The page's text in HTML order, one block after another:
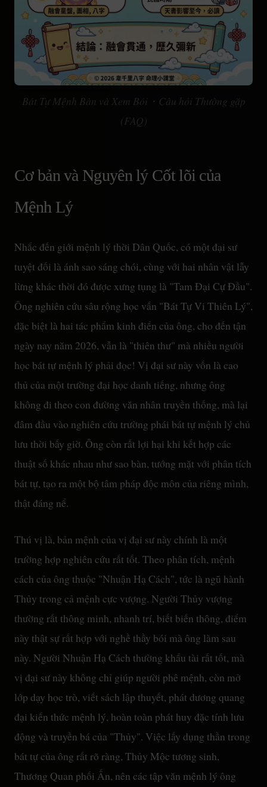
Bát Tự Mệnh Bàn và Xem Bói・Câu hỏi Thường gặp
(FAQ)
Cơ bản và Nguyên lý Cốt lõi của
Mệnh Lý
Nhắc đến giới mệnh lý thời Dân Quốc, có một đại sư
tuyệt đối là ánh sao sáng chói, cùng với hai nhân vật lẫy
lừng khác thời đó được xưng tụng là "Tam Đại Cự Đầu".
Ông nghiên cứu sâu rộng học vấn "Bát Tự Vi Thiên Lý",
đặc biệt là hai tác phẩm kinh điển của ông, cho đến tận
ngày nay năm 2026, vẫn là "thiên thư" mà nhiều người
học bát tự mệnh lý phải đọc! Vị đại sư này vốn là cao
thủ của một trường đại học danh tiếng, nhưng ông
không đi theo con đường văn nhân truyền thống, mà lại
đâm đầu vào nghiên cứu trường phái bát tự mệnh lý chủ
lưu thời bấy giờ. Ông còn rất lợi hại khi kết hợp các
thuật số khác nhau như sao bàn, tướng mặt với phân tích
bát tự, tạo ra một bộ tâm pháp độc môn của riêng mình,
thật đáng nể.
Thú vị là, bản mệnh của vị đại sư này chính là một
trường hợp nghiên cứu rất tốt. Theo phân tích, mệnh
cách của ông thuộc "Nhuận Hạ Cách", tức là ngũ hành
Thủy trong cả mệnh cực vượng. Người Thủy vượng
thường rất thông minh, nhanh trí, biết biến thông, điểm
này thật sự rất hợp với nghề thầy bói mà ông làm sau
này. Người Nhuận Hạ Cách thường khẩu tài rất tốt, mà
vị đại sư này không chỉ giúp người phê mệnh, còn mở
lớp dạy học trò, viết sách lập thuyết, phát dương quang
đại kiến thức mệnh lý, hoàn toàn phát huy đặc tính lưu
động và truyền bá của "Thủy". Việc lấy dụng thần trong
bát tự của ông rất rõ ràng, Thủy Mộc tương sinh,
Thương Quan phối Ấn, nên các tập văn mệnh lý ông